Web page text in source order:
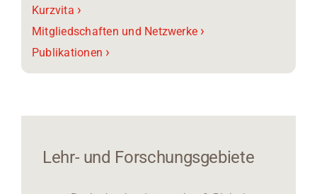
Kurzvita ›
Mitgliedschaften und Netzwerke ›
Publikationen ›
Lehr- und Forschungsgebiete